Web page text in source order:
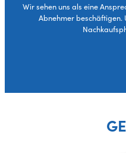
Wir sehen uns als eine
Abnehmer beschäftigen.